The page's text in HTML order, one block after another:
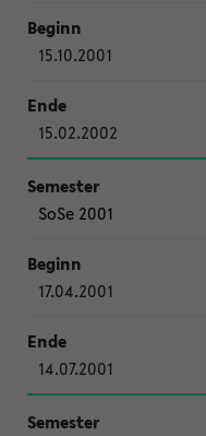
15.10.2001
15.02.2002
SoSe 2001
17.04.2001
14.07.2001